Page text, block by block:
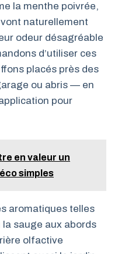
la menthe poivrée,
naturellement
odeur désagréable
d’utiliser ces
placés près des
ou abris — en
pour
en valeur un
simples
aromatiques telles
sauge aux abords
olfactive